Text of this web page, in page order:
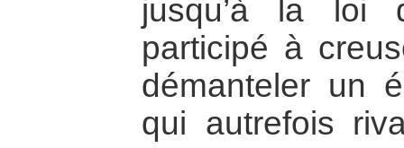
jusqu’à la loi
participé à
démanteler un
qui autrefois